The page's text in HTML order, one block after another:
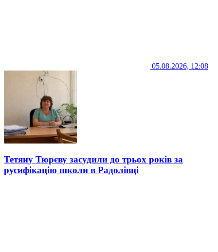
05.08.2026, 12:08
Тетяну Тюрєву засудили до трьох років за
русифікацію школи в Радолівці